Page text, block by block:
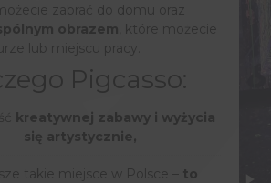
zabrać do domu oraz
obrazem , które możecie
lub miejscu pracy.
Pigcasso:
kreatywnej zabawy i wyżycia
się artystycznie,
takie miejsce w Polsce – to